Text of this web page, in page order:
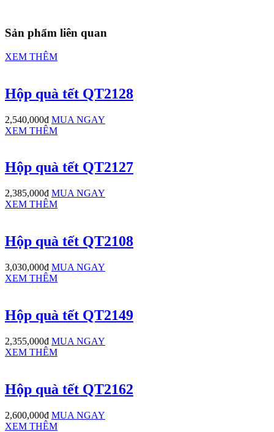
Sản phẩm liên quan
XEM THÊM
Hộp quà tết QT2128
2,540,000đ MUA NGAY
XEM THÊM
Hộp quà tết QT2127
2,385,000đ MUA NGAY
XEM THÊM
Hộp quà tết QT2108
3,030,000đ MUA NGAY
XEM THÊM
Hộp quà tết QT2149
2,355,000đ MUA NGAY
XEM THÊM
Hộp quà tết QT2162
2,600,000đ MUA NGAY
XEM THÊM